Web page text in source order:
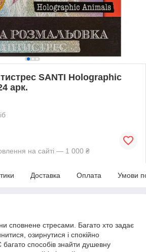
SANTI Holographic
арк.
на сайті — 1 000 ₴
Доставка Оплата Умови
сповнене стресами. Багато хто задає
озирнутися і спокійно
способів знайти душевну